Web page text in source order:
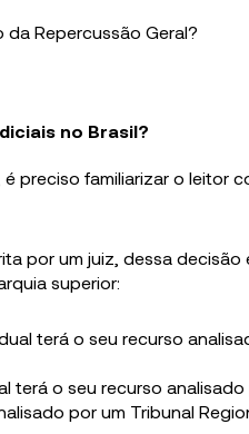
Repercussão Geral?
no Brasil?
preciso familiarizar o leitor
por um juiz, dessa
superior:
terá o seu recurso
terá o seu recurso analisado
por um Tribunal